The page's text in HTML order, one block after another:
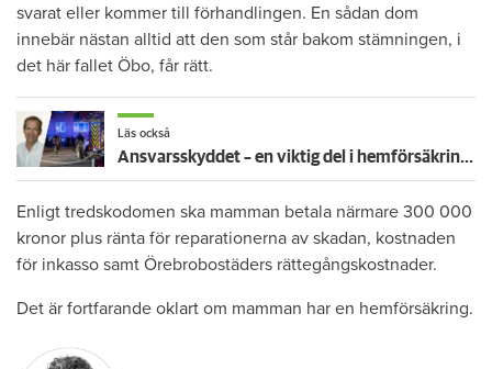
svarat eller kommer till förhandlingen. En sådan dom
innebär nästan alltid att den som står bakom stämningen, i
det här fallet Öbo, får rätt.
Läs också
Ansvarsskyddet – en viktig del i hemförsäkringen
Enligt tredskodomen ska mamman betala närmare 300 000
kronor plus ränta för reparationerna av skadan, kostnaden
för inkasso samt Örebrobostäders rättegångskostnader.
Det är fortfarande oklart om mamman har en hemförsäkring.